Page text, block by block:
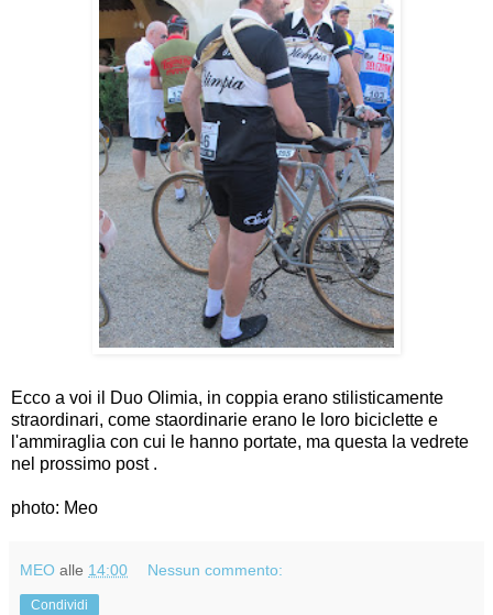
Ecco a voi il Duo Olimia, in coppia erano stilisticamente
straordinari, come staordinarie erano le loro biciclette e
l'ammiraglia con cui le hanno portate, ma questa la vedrete
nel prossimo post .
photo: Meo
MEO alle 14:00 Nessun commento:
Condividi